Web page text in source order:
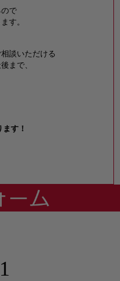
で
す。
談いただける
まで、
す！